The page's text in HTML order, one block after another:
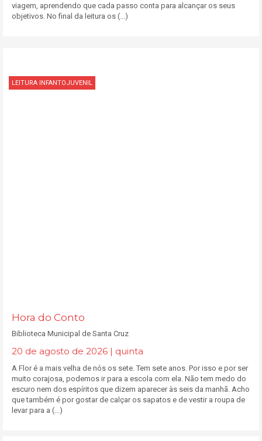
viagem, aprendendo que cada passo conta para alcançar os seus
objetivos. No final da leitura os (...)
LEITURA INFANTOJUVENIL
Hora do Conto
Biblioteca Municipal de Santa Cruz
20 de agosto de 2026 | quinta
A Flor é a mais velha de nós os sete. Tem sete anos. Por isso e por ser
muito corajosa, podemos ir para a escola com ela. Não tem medo do
escuro nem dos espíritos que dizem aparecer às seis da manhã. Acho
que também é por gostar de calçar os sapatos e de vestir a roupa de
levar para a (...)